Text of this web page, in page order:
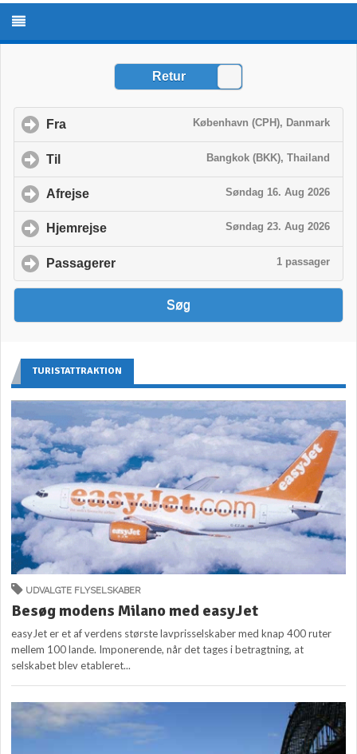
TURISTATTRAKTION
UDVALGTE FLYSELSKABER
Besøg modens Milano med easyJet
easyJet er et af verdens største lavprisselskaber med knap 400 ruter
mellem 100 lande. Imponerende, når det tages i betragtning, at
selskabet blev etableret...